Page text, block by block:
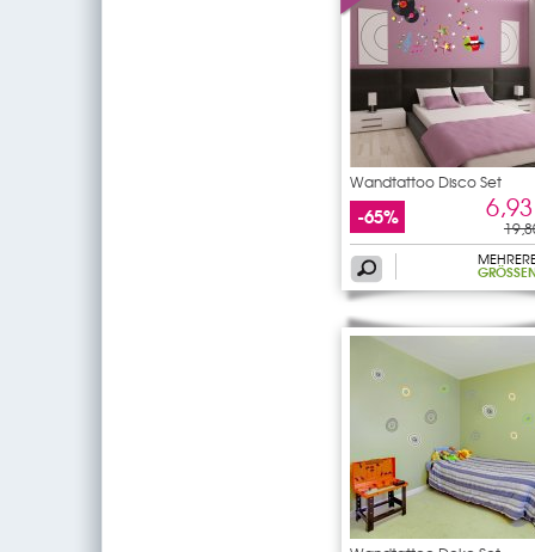
Wandtattoo Disco Set
-65%
GRÖSSEN